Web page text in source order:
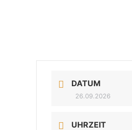
DATUM
26.09.2026
UHRZEIT